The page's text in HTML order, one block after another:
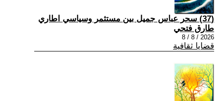
(37) سحر عباس جميل بين مستثمر وسياسي اطاري
طارق فتحي
2026 / 8 / 8
قضايا ثقافية